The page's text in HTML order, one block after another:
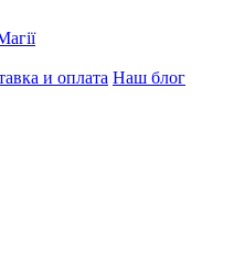
и оплата Наш блог